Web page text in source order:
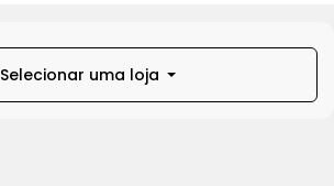
Selecionar uma loja